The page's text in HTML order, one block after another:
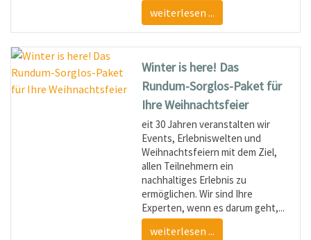
weiterlesen ...
Winter is here! Das
Rundum-Sorglos-Paket für
Ihre Weihnachtsfeier
eit 30 Jahren veranstalten wir
Events, Erlebniswelten und
Weihnachtsfeiern mit dem Ziel,
allen Teilnehmern ein
nachhaltiges Erlebnis zu
ermöglichen. Wir sind Ihre
Experten, wenn es darum geht,...
weiterlesen ...